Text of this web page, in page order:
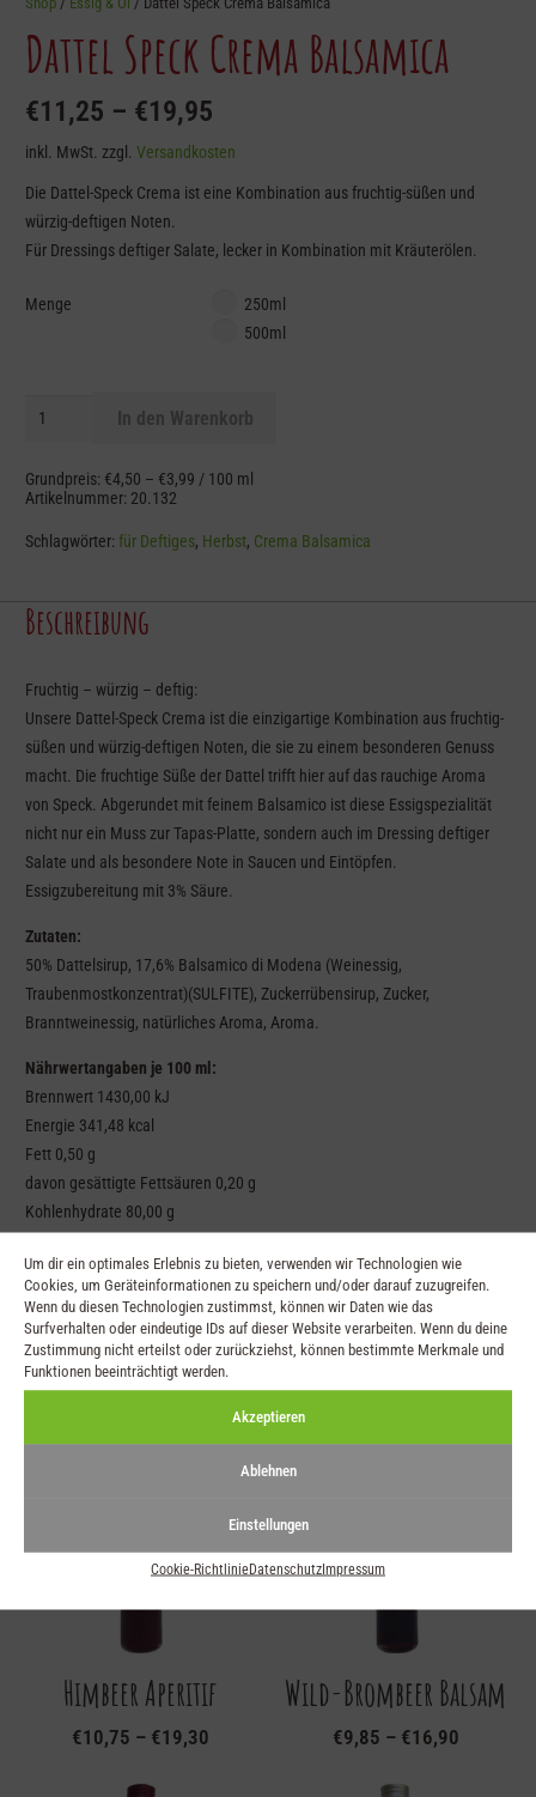
Um dir ein optimales Erlebnis zu bieten, verwenden wir Technologien wie
Cookies, um Geräteinformationen zu speichern und/oder darauf zuzugreifen.
Wenn du diesen Technologien zustimmst, können wir Daten wie das
Surfverhalten oder eindeutige IDs auf dieser Website verarbeiten. Wenn du deine
Zustimmung nicht erteilst oder zurückziehst, können bestimmte Merkmale und
Funktionen beeinträchtigt werden.
Akzeptieren
Ablehnen
Einstellungen
Cookie-RichtlinieDatenschutzImpressum
Dattel Speck Crema Balsamica
€11,25 – €19,95
inkl. MwSt. zzgl. Versandkosten
Die Dattel-Speck Crema ist eine Kombination aus fruchtig-süßen und
würzig-deftigen Noten.
Für Dressings deftiger Salate, lecker in Kombination mit Kräuterölen.
Menge
250ml
500ml
Dattel
Balsamica
In den Warenkorb
Grundpreis: €4,50 – €3,99 / 100 ml
Artikelnummer: 20.132
Schlagwörter: für Deftiges, Herbst, Crema Balsamica
Beschreibung
Fruchtig – würzig – deftig:
Unsere Dattel-Speck Crema ist die einzigartige Kombination aus fruchtig-
süßen und würzig-deftigen Noten, die sie zu einem besonderen Genuss
macht. Die fruchtige Süße der Dattel trifft hier auf das rauchige Aroma
von Speck. Abgerundet mit feinem Balsamico ist diese Essigspezialität
nicht nur ein Muss zur Tapas-Platte, sondern auch im Dressing deftiger
Salate und als besondere Note in Saucen und Eintöpfen.
Essigzubereitung mit 3% Säure.
Zutaten:
50% Dattelsirup, 17,6% Balsamico di Modena (Weinessig,
Traubenmostkonzentrat)(SULFITE), Zuckerrübensirup, Zucker,
Branntweinessig, natürliches Aroma, Aroma.
Nährwertangaben je 100 ml:
Brennwert 1430,00 kJ
Energie 341,48 kcal
Fett 0,50 g
davon gesättigte Fettsäuren 0,20 g
Kohlenhydrate 80,00 g
Eiweiß 1,00 g
Salz 0,07 g
Ähnliche Produkte
Himbeer Aperitif
€10,75 – €19,30
Wild-Brombeer Balsam
€9,85 – €16,90